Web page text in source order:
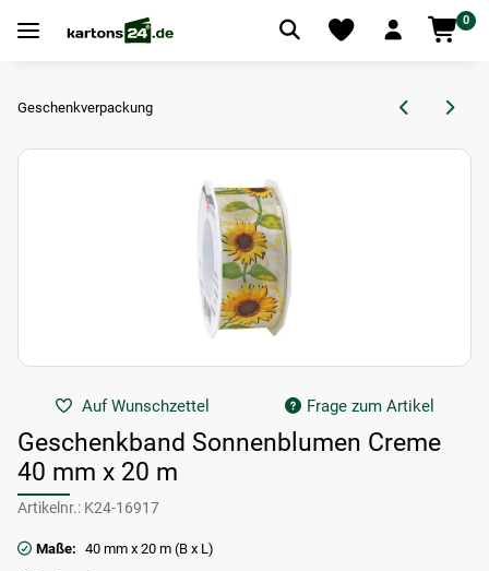
0
Geschenkverpackung
Auf Wunschzettel Frage zum Artikel
Geschenkband Sonnenblumen Creme
40 mm x 20 m
Artikelnr.: K24-16917
Maße: 40 mm x 20 m (B x L)